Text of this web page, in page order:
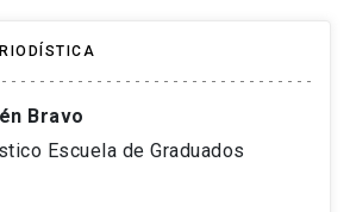
Bravo
Escuela de Graduados